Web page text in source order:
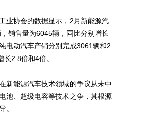
协会的数据显示，2月新能源汽
销售量为6045辆，同比分别增长
电动汽车产销分别完成3061辆和2
2.8倍和4倍。
新能源汽车技术领域的争议从未中
池、超级电容等技术之争，其根源
。